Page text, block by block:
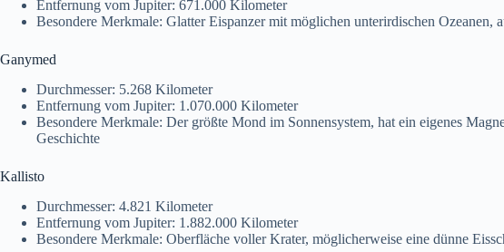
Entfernung vom Jupiter: 671.000 Kilometer
Besondere Merkmale: Glatter Eispanzer mit möglichen unterirdischen Ozeanen,
Ganymed
Durchmesser: 5.268 Kilometer
Entfernung vom Jupiter: 1.070.000 Kilometer
Besondere Merkmale: Der größte Mond im Sonnensystem, hat ein eigenes
Geschichte
Kallisto
Durchmesser: 4.821 Kilometer
Entfernung vom Jupiter: 1.882.000 Kilometer
Besondere Merkmale: Oberfläche voller Krater, möglicherweise eine dünne